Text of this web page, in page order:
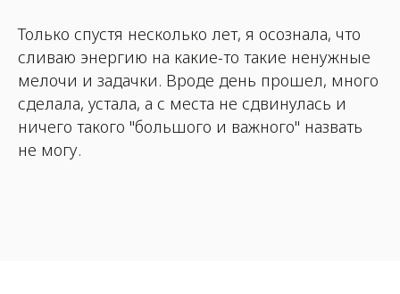
Только спустя несколько лет, я осознала, что
сливаю энергию на какие-то такие ненужные
мелочи и задачки. Вроде день прошел, много
сделала, устала, а с места не сдвинулась и
ничего такого "большого и важного" назвать
не могу.